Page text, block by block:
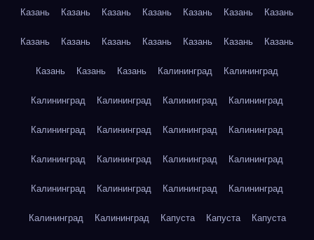
Казань Казань Казань Казань Казань Казань Казань
Казань Казань Казань Казань Казань Казань Казань
Казань Казань Казань Калининград Калининград
Калининград Калининград Калининград Калининград
Калининград Калининград Калининград Калининград
Калининград Калининград Калининград Калининград
Калининград Калининград Калининград Калининград
Калининград Калининград Капуста Капуста Капуста